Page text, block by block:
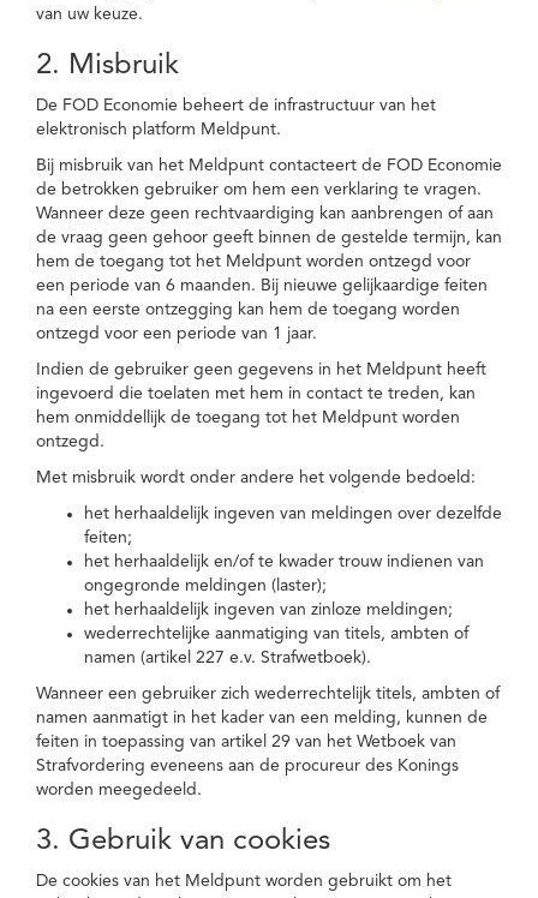
van uw keuze.
2. Misbruik
De FOD Economie beheert de infrastructuur van het
elektronisch platform Meldpunt.
Bij misbruik van het Meldpunt contacteert de FOD Economie
de betrokken gebruiker om hem een verklaring te vragen.
Wanneer deze geen rechtvaardiging kan aanbrengen of aan
de vraag geen gehoor geeft binnen de gestelde termijn, kan
hem de toegang tot het Meldpunt worden ontzegd voor
een periode van 6 maanden. Bij nieuwe gelijkaardige feiten
na een eerste ontzegging kan hem de toegang worden
ontzegd voor een periode van 1 jaar.
Indien de gebruiker geen gegevens in het Meldpunt heeft
ingevoerd die toelaten met hem in contact te treden, kan
hem onmiddellijk de toegang tot het Meldpunt worden
ontzegd.
Met misbruik wordt onder andere het volgende bedoeld:
het herhaaldelijk ingeven van meldingen over dezelfde
feiten;
het herhaaldelijk en/of te kwader trouw indienen van
ongegronde meldingen (laster);
het herhaaldelijk ingeven van zinloze meldingen;
wederrechtelijke aanmatiging van titels, ambten of
namen (artikel 227 e.v. Strafwetboek).
Wanneer een gebruiker zich wederrechtelijk titels, ambten of
namen aanmatigt in het kader van een melding, kunnen de
feiten in toepassing van artikel 29 van het Wetboek van
Strafvordering eveneens aan de procureur des Konings
worden meegedeeld.
3. Gebruik van cookies
De cookies van het Meldpunt worden gebruikt om het